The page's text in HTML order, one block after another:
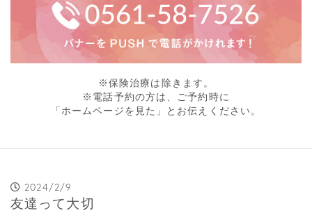
※保険治療は除きます。
※電話予約の方は、ご予約時に
「ホームページを見た」とお伝えください。
2024/2/9
友達って大切